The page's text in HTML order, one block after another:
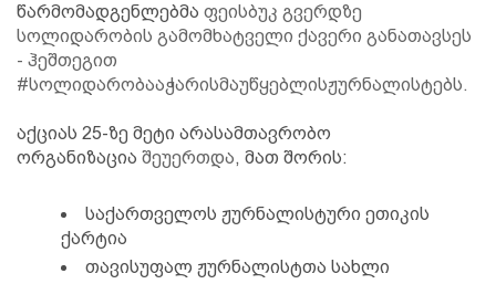
წარმომადგენლებმა ფეისბუკ გვერდზე
სოლიდარობის გამომხატველი ქავერი განათავსეს
- ჰეშთეგით
#სოლიდარობააჭარისმაუწყებლისჟურნალისტებს.
აქციას 25-ზე მეტი არასამთავრობო
ორგანიზაცია შეუერთდა, მათ შორის:
საქართველოს ჟურნალისტური ეთიკის
ქარტია
თავისუფალ ჟურნალისტთა სახლი